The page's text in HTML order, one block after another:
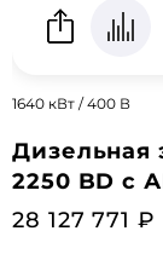
1640 кВт / 400 В
Дизельная
2250 BD с
28 127 771 ₽